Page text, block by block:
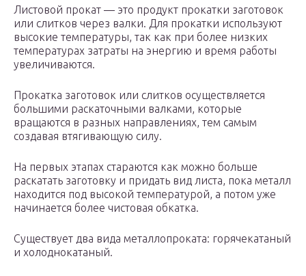
Листовой прокат — это продукт прокатки заготовок
или слитков через валки. Для прокатки используют
высокие температуры, так как при более низких
температурах затраты на энергию и время работы
увеличиваются.
Прокатка заготовок или слитков осуществляется
большими раскаточными валками, которые
вращаются в разных направлениях, тем самым
создавая втягивающую силу.
На первых этапах стараются как можно больше
раскатать заготовку и придать вид листа, пока металл
находится под высокой температурой, а потом уже
начинается более чистовая обкатка.
Существует два вида металлопроката: горячекатаный
и холоднокатаный.